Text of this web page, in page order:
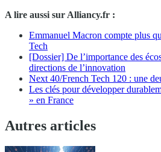
A lire aussi sur Alliancy.fr :
Emmanuel Macron compte plus
Tech
[Dossier] De l’importance des
directions de l’innovation
Next 40/French Tech 120 : une
Les clés pour développer
» en France
Autres articles